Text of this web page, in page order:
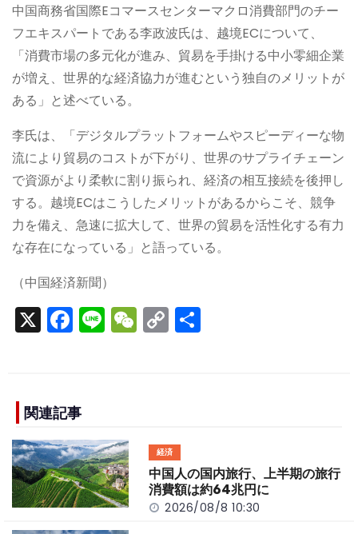
中国商務省国際Eコマースセンターマクロ消費部門のチー
フエキスパートである李政波氏は、越境ECについて、
「消費市場の多元化が進み、貿易を手掛ける中小零細企業
が増え、世界的な経済協力が進むという独自のメリットが
ある」と述べている。
李氏は、「デジタルプラットフォームやスピーディーな物
流により貿易のコストが下がり、世界のサプライチェーン
で資源がより柔軟に割り振られ、経済の相互接続を後押し
する。越境ECはこうしたメリットがあるからこそ、競争
力を備え、急速に拡大して、世界の貿易を活性化する有力
な存在になっている」と語っている。
（中国経済新聞）
X F
a
e
b
o
o
k
Li
n
W
e
C
o
n
k
関連記事
経済
中国人の国内旅行、上半期の旅行
消費額は約64兆円に
2026/08/8 10:30